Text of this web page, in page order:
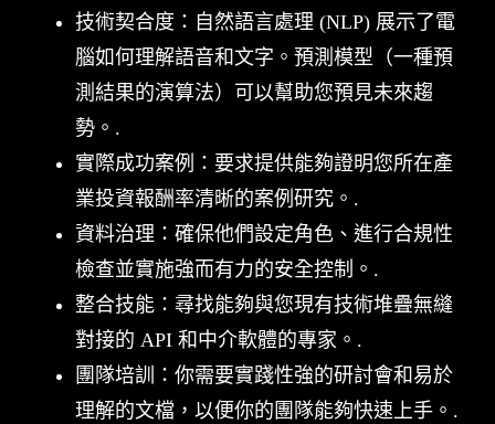
技術契合度：自然語言處理 (NLP) 展示了電
腦如何理解語音和文字。預測模型（一種預
測結果的演算法）可以幫助您預見未來趨
勢。.
實際成功案例：要求提供能夠證明您所在產
業投資報酬率清晰的案例研究。.
資料治理：確保他們設定角色、進行合規性
檢查並實施強而有力的安全控制。.
整合技能：尋找能夠與您現有技術堆疊無縫
對接的 API 和中介軟體的專家。.
團隊培訓：你需要實踐性強的研討會和易於
理解的文檔，以便你的團隊能夠快速上手。.